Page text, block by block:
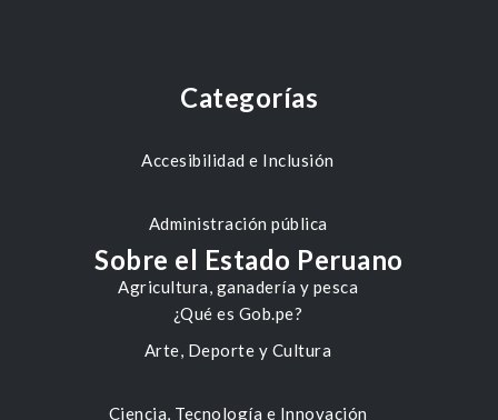
Categorías
Accesibilidad e Inclusión
Administración pública
Agricultura, ganadería y pesca
Arte, Deporte y Cultura
Ciencia, Tecnología e Innovación
Sobre el Estado Peruano
¿Qué es Gob.pe?